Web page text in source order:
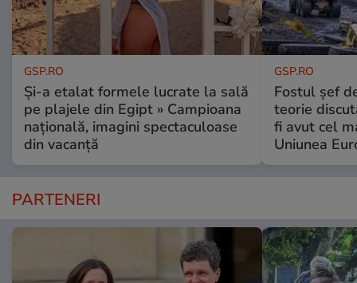
GSP.RO
Și-a etalat formele lucrate la sală
pe plajele din Egipt » Campioana
națională, imagini spectaculoase
din vacanță
GSP.RO
Fostul șef
teorie
fi avut cel
Uniunea
PARTENERI